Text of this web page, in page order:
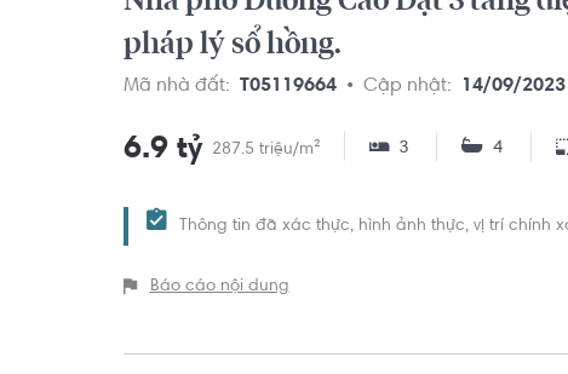
pháp lý sổ hồng.
Mã nhà đất: T05119664 Cập nhật: 14/09/2023
6.9 tỷ 287.5 triệu/m² 3 4
Thông tin đã xác thực, hình ảnh thực, vị trí chính
Báo cáo nội dung